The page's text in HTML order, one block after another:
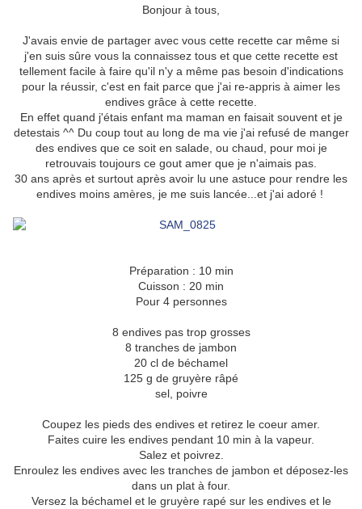
Bonjour à tous,
J'avais envie de partager avec vous cette recette car même si
j'en suis sûre vous la connaissez tous et que cette recette est
tellement facile à faire qu'il n'y a même pas besoin d'indications
pour la réussir, c'est en fait parce que j'ai re-appris à aimer les
endives grâce à cette recette.
En effet quand j'étais enfant ma maman en faisait souvent et je
detestais ^^ Du coup tout au long de ma vie j'ai refusé de manger
des endives que ce soit en salade, ou chaud, pour moi je
retrouvais toujours ce gout amer que je n'aimais pas.
30 ans après et surtout après avoir lu une astuce pour rendre les
endives moins amères, je me suis lancée...et j'ai adoré !
Préparation : 10 min
Cuisson : 20 min
Pour 4 personnes
8 endives pas trop grosses
8 tranches de jambon
20 cl de béchamel
125 g de gruyère râpé
sel, poivre
Coupez les pieds des endives et retirez le coeur amer.
Faites cuire les endives pendant 10 min à la vapeur.
Salez et poivrez.
Enroulez les endives avec les tranches de jambon et déposez-les
dans un plat à four.
Versez la béchamel et le gruyère rapé sur les endives et le